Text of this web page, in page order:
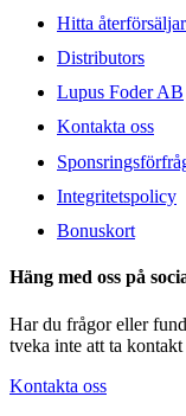
Hitta
Distributors
Lupus Foder AB
Kontakta oss
Integritetspolicy
Bonuskort
Häng med oss på
Har du frågor eller
tveka inte att ta kontakt
Kontakta oss